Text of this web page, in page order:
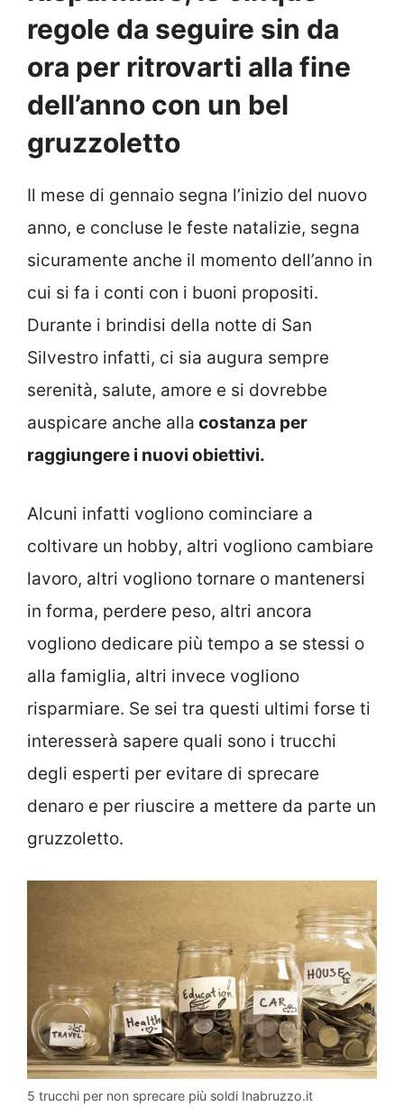
regole da seguire sin da
ora per ritrovarti alla fine
dell’anno con un bel
gruzzoletto
Il mese di gennaio segna l’inizio del nuovo
anno, e concluse le feste natalizie, segna
sicuramente anche il momento dell’anno in
cui si fa i conti con i buoni propositi.
Durante i brindisi della notte di San
Silvestro infatti, ci sia augura sempre
serenità, salute, amore e si dovrebbe
auspicare anche alla costanza per
raggiungere i nuovi obiettivi.
Alcuni infatti vogliono cominciare a
coltivare un hobby, altri vogliono cambiare
lavoro, altri vogliono tornare o mantenersi
in forma, perdere peso, altri ancora
vogliono dedicare più tempo a se stessi o
alla famiglia, altri invece vogliono
risparmiare. Se sei tra questi ultimi forse ti
interesserà sapere quali sono i trucchi
degli esperti per evitare di sprecare
denaro e per riuscire a mettere da parte un
gruzzoletto.
5 trucchi per non sprecare più soldi Inabruzzo.it